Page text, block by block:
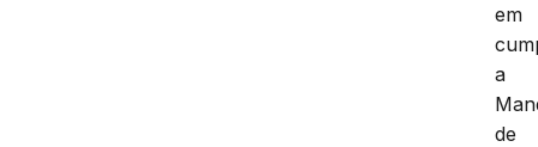
em
a
de